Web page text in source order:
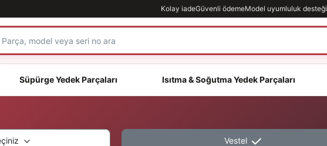
Kolay iadeGüvenli ödemeModel uyumluluk desteği
Süpürge Yedek Parçaları Isıtma & Soğutma Yedek Parçaları
Vestel